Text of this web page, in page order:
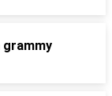
grammy